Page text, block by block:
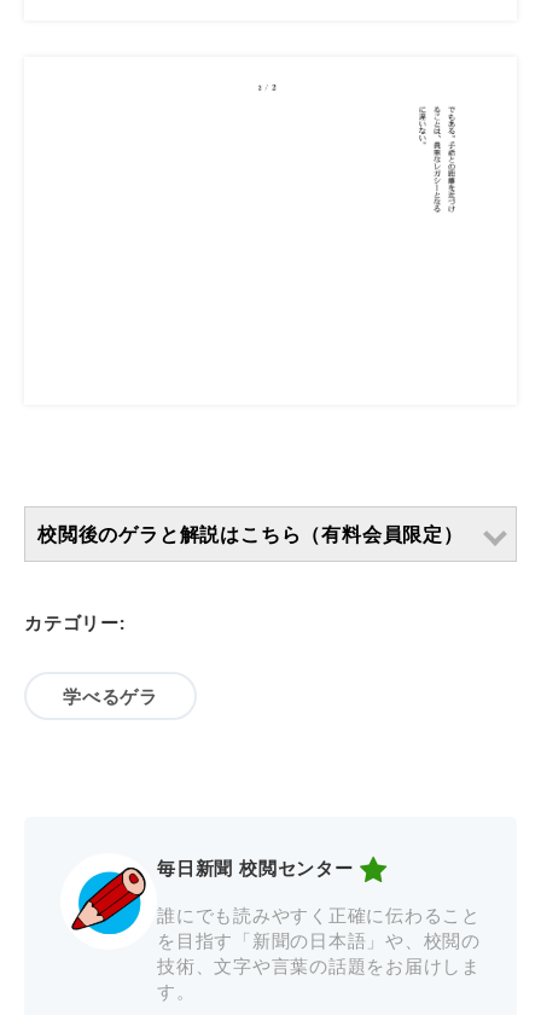
校閲後のゲラと解説はこちら（有料会員限定）
カテゴリー:
学べるゲラ
毎日新聞 校閲センター
誰にでも読みやすく正確に伝わること
を目指す「新聞の日本語」や、校閲の
技術、文字や言葉の話題をお届けしま
す。